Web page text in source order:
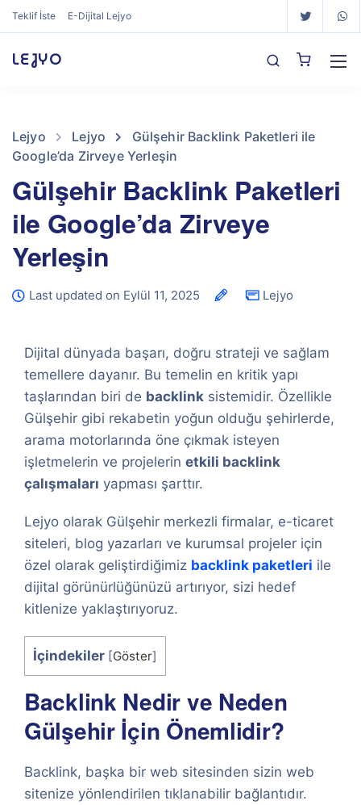
Teklif İste E-Dijital Lejyo
LEJYO
Lejyo Lejyo
Gülşehir Backlink Paketleri ile
Google’da Zirveye Yerleşin
Gülşehir Backlink Paketleri
ile Google’da Zirveye
Yerleşin
Last updated on Eylül 11, 2025 Lejyo
Dijital dünyada başarı, doğru strateji ve sağlam
temellere dayanır. Bu temelin en kritik yapı
taşlarından biri de backlink sistemidir. Özellikle
Gülşehir gibi rekabetin yoğun olduğu şehirlerde,
arama motorlarında öne çıkmak isteyen
işletmelerin ve projelerin etkili backlink
çalışmaları yapması şarttır.
Lejyo olarak Gülşehir merkezli firmalar, e-ticaret
siteleri, blog yazarları ve kurumsal projeler için
özel olarak geliştirdiğimiz backlink paketleri ile
dijital görünürlüğünüzü artırıyor, sizi hedef
kitlenize yaklaştırıyoruz.
İçindekiler [Göster]
Backlink Nedir ve Neden
Gülşehir İçin Önemlidir?
Backlink, başka bir web sitesinden sizin web
sitenize yönlendirilen tıklanabilir bağlantıdır.